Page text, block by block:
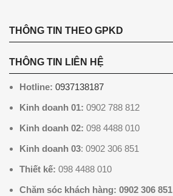
THÔNG TIN THEO GPKD
THÔNG TIN LIÊN HỆ
Hotline: 0937138187
Kinh doanh 01: 0902 788 812
Kinh doanh 02: 098 4488 010
Kinh doanh 03: 0902 306 851
Thiết kế: 098 4488 010
Chăm sóc khách hàng: 0902 306 851